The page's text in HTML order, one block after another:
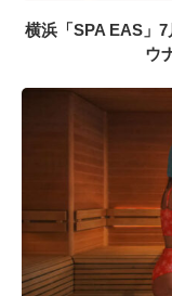
横浜「SPA EAS」
ウ